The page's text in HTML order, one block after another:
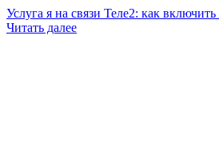
Услуга я на связи Теле2: как
Читать далее